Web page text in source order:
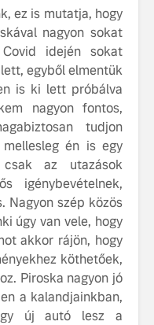
ez is mutatja, hogy
nagyon sokat
idején sokat
egyből elmentük
is ki lett próbálva
nagyon fontos,
tudjon
én is egy
az utazások
igénybevételnek,
Nagyon szép közös
úgy van vele, hogy
akkor rájön, hogy
köthetőek,
Piroska nagyon jó
a kalandjainkban,
új autó lesz a
új
amelynek
Az autó,
ismerje
tisztán
Volvo
A Volvo
Country:
képes,
jut